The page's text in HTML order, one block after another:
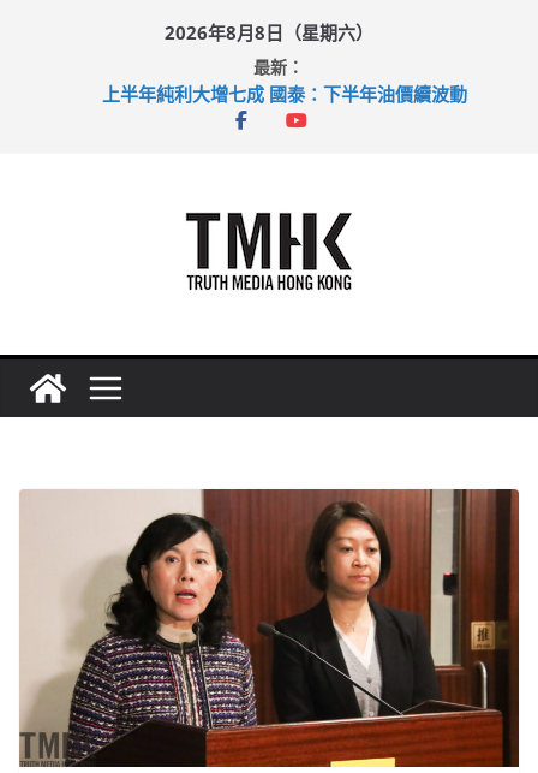
2026年8月8日（星期六）
最新：
上半年純利大增七成 國泰：下半年油價續波動
拜仁熱身賽挫維拉 啟德主場館奪錦標